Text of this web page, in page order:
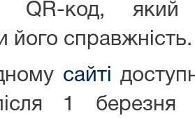
QR-код,
його справжність.
сайті
1